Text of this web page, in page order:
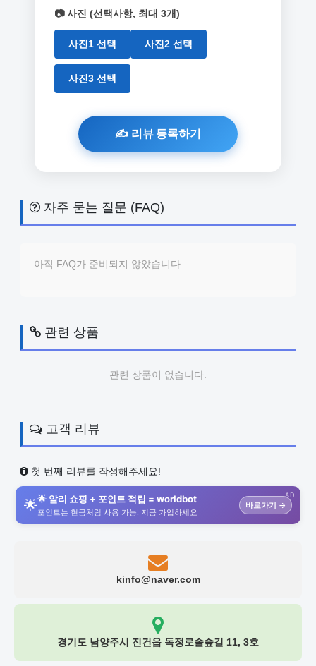
📷 사진 (선택사항, 최대 3개)
사진1 선택 사진2 선택
사진3 선택
자주 묻는 질문 (FAQ)
아직 FAQ가 준비되지 않았습니다.
관련 상품
관련 상품이 없습니다.
고객 리뷰
첫 번째 리뷰를 작성해주세요!
AD
🌟🌟 알리 쇼핑 + 포인트 적립 = worldbot
포인트는 현금처럼 사용 가능! 지금 가입하세요
바로가기 →
kinfo@naver.com
경기도 남양주시 진건읍 독정로솔숲길 11, 3호